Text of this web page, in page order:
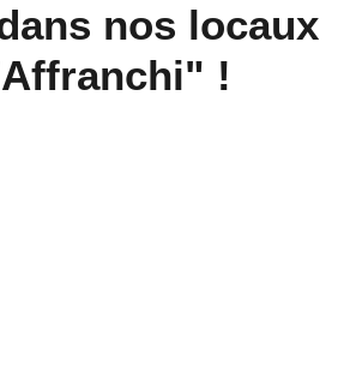
nos locaux
!